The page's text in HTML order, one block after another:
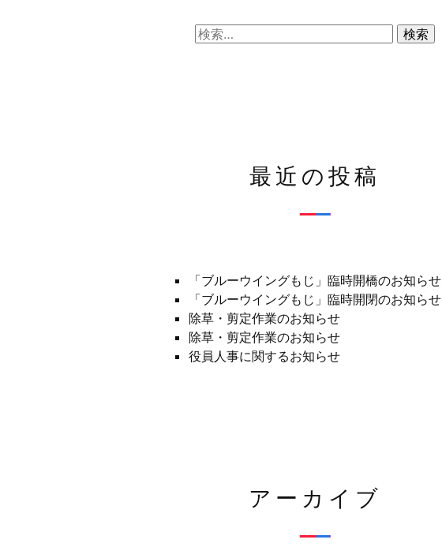
検
最近の投稿
「ブルーウイングもじ」臨時開橋のお知らせ
「ブルーウイングもじ」臨時開閉のお知らせ
除草・剪定作業のお知らせ
除草・剪定作業のお知らせ
役員人事に関するお知らせ
アーカイブ